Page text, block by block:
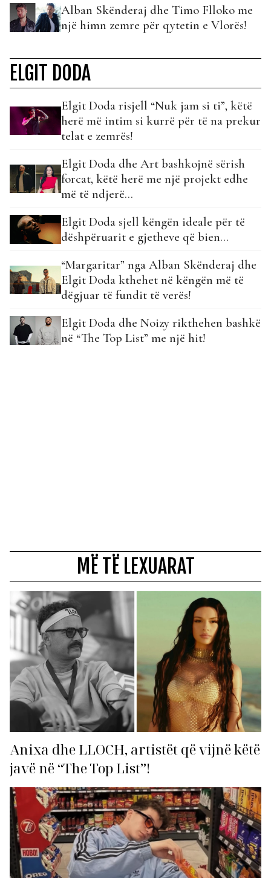
Alban Skënderaj dhe Timo Flloko me
një himn zemre për qytetin e Vlorës!
ELGIT DODA
Elgit Doda risjell “Nuk jam si ti”, këtë
herë më intim si kurrë për të na prekur
telat e zemrës!
Elgit Doda dhe Art bashkojnë sërish
forcat, këtë herë me një projekt edhe
më të ndjerë…
Elgit Doda sjell këngën ideale për të
dëshpëruarit e gjetheve që bien…
“Margaritar” nga Alban Skënderaj dhe
Elgit Doda kthehet në këngën më të
dëgjuar të fundit të verës!
Elgit Doda dhe Noizy rikthehen bashkë
në “The Top List” me një hit!
MË TË LEXUARAT
Anixa dhe LLOCH, artistët që vijnë këtë
javë në “The Top List”!